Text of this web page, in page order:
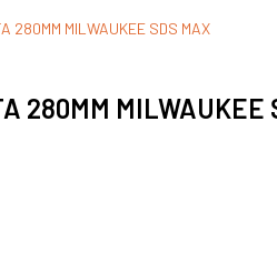
280MM MILWAUKEE SDS MAX
280MM MILWAUKEE